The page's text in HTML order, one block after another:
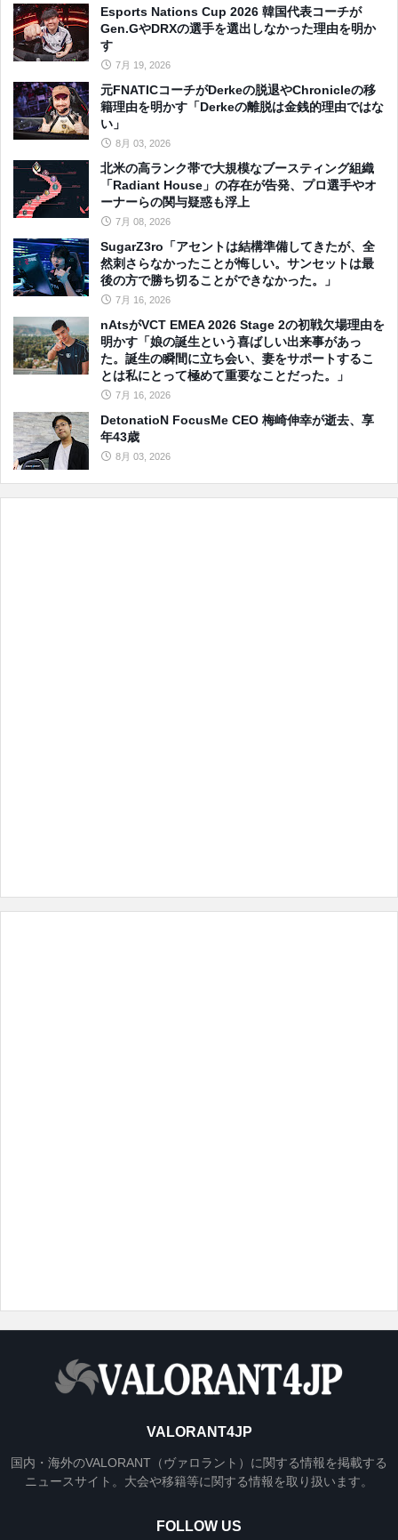
Esports Nations Cup 2026 韓国代表コーチが
Gen.GやDRXの選手を選出しなかった理由を明か
す
7月 19, 2026
元FNATICコーチがDerkeの脱退やChronicleの移
籍理由を明かす「Derkeの離脱は金銭的理由ではな
い」
8月 03, 2026
北米の高ランク帯で大規模なブースティング組織
「Radiant House」の存在が告発、プロ選手やオ
ーナーらの関与疑惑も浮上
7月 08, 2026
SugarZ3ro「アセントは結構準備してきたが、全
然刺さらなかったことが悔しい。サンセットは最
後の方で勝ち切ることができなかった。」
7月 16, 2026
nAtsがVCT EMEA 2026 Stage 2の初戦欠場理由を
明かす「娘の誕生という喜ばしい出来事があっ
た。誕生の瞬間に立ち会い、妻をサポートするこ
とは私にとって極めて重要なことだった。」
7月 16, 2026
DetonatioN FocusMe CEO 梅崎伸幸が逝去、享
年43歳
8月 03, 2026
VALORANT4JP
国内・海外のVALORANT（ヴァロラント）に関する情報を掲載する
ニュースサイト。大会や移籍等に関する情報を取り扱います。
FOLLOW US